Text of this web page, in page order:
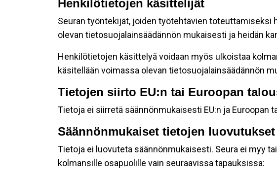
Henkilötietojen käsittelijät
Seuran työntekijät, joiden työtehtävien
olevan tietosuojalainsäädännön mukaisesti ja heidän
Henkilötietojen käsittelyä voidaan myös ulkoistaa
käsitellään voimassa olevan tietosuojalainsäädännön
Tietojen siirto EU:n tai Euroopan
Tietoja ei siirretä säännönmukaisesti EU:n ja Euroopan
Säännönmukaiset tietojen luovutukset
Tietoja ei luovuteta säännönmukaisesti. Seura ei myy
kolmansille osapuolille vain seuraavissa tapauksissa: